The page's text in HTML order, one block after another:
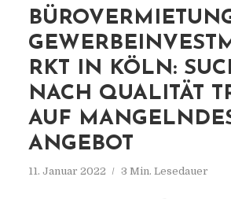
RKT IN KÖLN:
NACH QUALITÄT
AUF
ANGEBOT
11. Januar 2022 3 Min. Lesedauer